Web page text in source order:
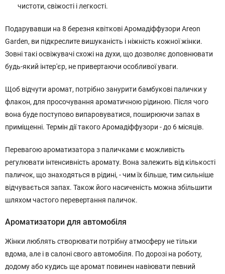
чистоти, свіжості і легкості.
Подарувавши на 8 березня квіткові Аромадіффузори Areon
Garden, ви підкреслите вишуканість і ніжність кожної жінки.
Зовні такі освіжувачі схожі на духи, що дозволяє доповнювати
будь-який інтер'єр, не привертаючи особливої уваги.
Щоб відчути аромат, потрібно занурити бамбукові палички у
флакон, для просочування ароматичною рідиною. Після чого
вона буде поступово випаровуватися, поширюючи запах в
приміщенні. Термін дії такого Аромадіффузори - до 6 місяців.
Перевагою ароматизатора з паличками є можливість
регулювати інтенсивність аромату. Вона залежить від кількості
паличок, що знаходяться в рідині, - чим їх більше, тим сильніше
відчувається запах. Також його насиченість можна збільшити
шляхом частого перевертання паличок.
Ароматизатори для автомобіля
Жінки люблять створювати потрібну атмосферу не тільки
вдома, але і в салоні свого автомобіля. По дорозі на роботу,
додому або кудись ще аромат повинен навіювати певний